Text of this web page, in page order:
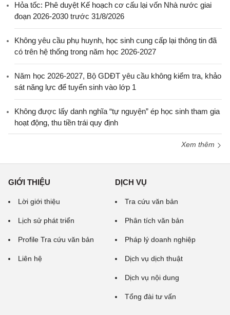
Hỏa tốc: Phê duyệt Kế hoạch cơ cấu lại vốn Nhà nước giai
đoạn 2026-2030 trước 31/8/2026
Không yêu cầu phụ huynh, học sinh cung cấp lại thông tin đã
có trên hệ thống trong năm học 2026-2027
Năm học 2026-2027, Bộ GDĐT yêu cầu không kiểm tra, khảo
sát năng lực để tuyển sinh vào lớp 1
Không được lấy danh nghĩa “tự nguyện” ép học sinh tham gia
hoạt động, thu tiền trái quy định
Xem thêm
GIỚI THIỆU
Lời giới thiệu
Lịch sử phát triển
Profile Tra cứu văn bản
Liên hệ
DỊCH VỤ
Tra cứu văn bản
Phân tích văn bản
Pháp lý doanh nghiệp
Dịch vụ dịch thuật
Dịch vụ nội dung
Tổng đài tư vấn